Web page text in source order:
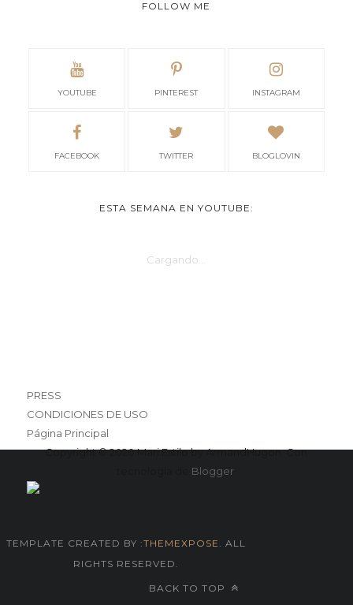
FOLLOW ME
YOUTUBE PINTEREST INSTAGRAM
FACEBOOK TWITTER BLOGLOVIN
ESTA SEMANA EN YOUTUBE:
Cargando...
PRESS
CONDICIONES DE USO
Página Principal
Copyright © 2020 Mari Estilo by ArmandHugon. Con
Blogger.
TEMPLATE CREATED BY :THEMEXPOSE
. ALL
RIGHTS RESERVED.
BACK TO TOP